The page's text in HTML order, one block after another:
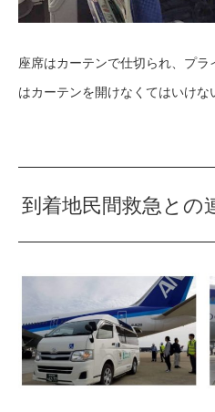
座席はカーテンで仕切られ、プ
はカーテンを開けなくてはいけな
到着地民間救急との